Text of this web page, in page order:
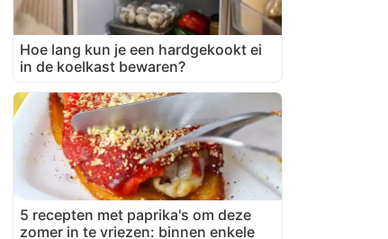
Hoe lang kun je een hardgekookt ei
in de koelkast bewaren?
5 recepten met paprika's om deze
zomer in te vriezen: binnen enkele